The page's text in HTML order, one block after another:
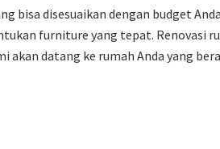
bisa disesuaikan dengan budget
furniture yang tepat. Renovasi
datang ke rumah Anda yang